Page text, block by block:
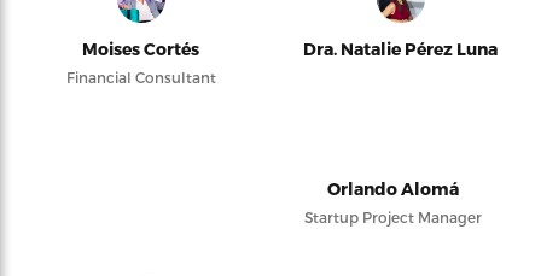
Moises Cortés
Financial Consultant
Dra. Natalie Pérez Luna
Orlando Alomá
Startup Project Manager